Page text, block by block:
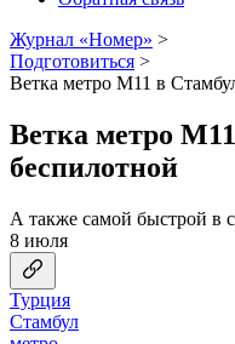
Журнал «Номер» >
Подготовиться >
Ветка метро М11 в
Ветка метро
беспилотной
А также самой быстрой в
8 июля
Турция
Стамбул